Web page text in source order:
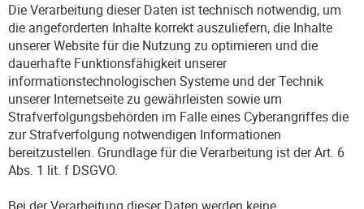
Die Verarbeitung dieser Daten ist technisch notwendig, um
die angeforderten Inhalte korrekt auszuliefern, die Inhalte
unserer Website für die Nutzung zu optimieren und die
dauerhafte Funktionsfähigkeit unserer
informationstechnologischen Systeme und der Technik
unserer Internetseite zu gewährleisten sowie um
Strafverfolgungsbehörden im Falle eines Cyberangriffes die
zur Strafverfolgung notwendigen Informationen
bereitzustellen. Grundlage für die Verarbeitung ist der Art. 6
Abs. 1 lit. f DSGVO.